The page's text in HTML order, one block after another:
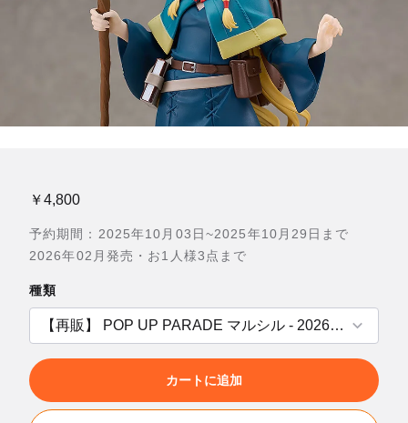
￥4,800
予約期間：2025年10月03日~2025年10月29日まで
2026年02月発売・お1人様3点まで
種類
カートに追加